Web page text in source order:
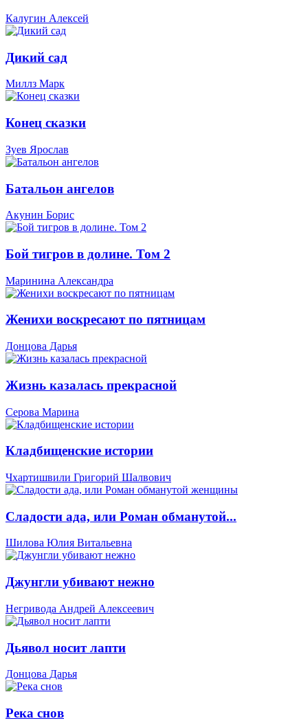
Калугин Алексей
Дикий сад
Миллз Марк
Конец сказки
Зуев Ярослав
Батальон ангелов
Акунин Борис
Бой тигров в долине. Том 2
Маринина Александра
Женихи воскресают по пятницам
Донцова Дарья
Жизнь казалась прекрасной
Серова Марина
Кладбищенские истории
Чхартишвили Григорий Шалвович
Сладости ада, или Роман обманутой...
Шилова Юлия Витальевна
Джунгли убивают нежно
Негривода Андрей Алексеевич
Дьявол носит лапти
Донцова Дарья
Река снов